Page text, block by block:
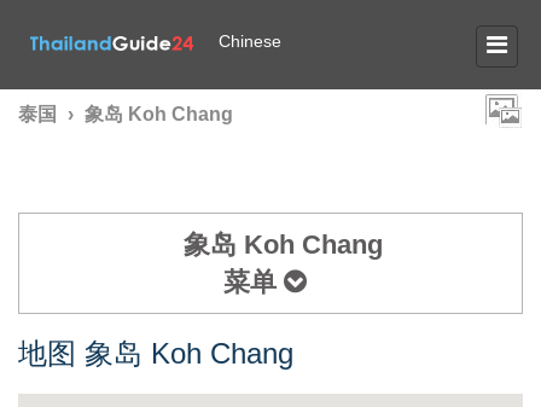
Chinese
泰国 › 象岛 Koh Chang
象岛 Koh Chang
菜单
地图 象岛 Koh Chang